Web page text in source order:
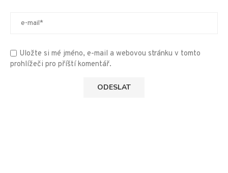
Uložte si mé jméno, e-mail a webovou stránku v tomto
prohlížeči pro příští komentář.